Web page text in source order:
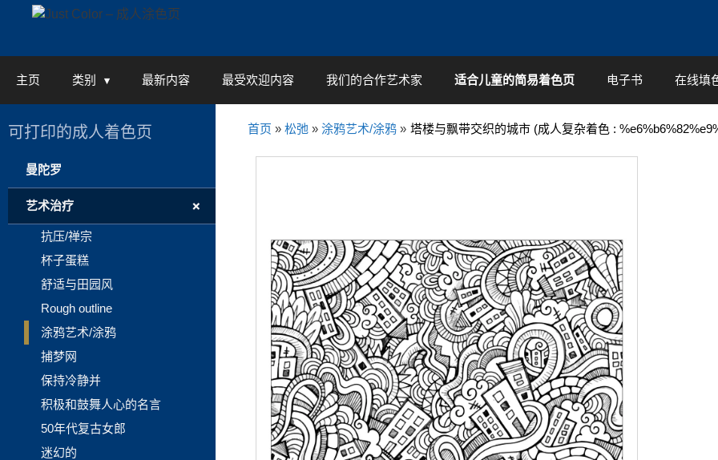
主页 类别 最新内容 最受欢迎内容 我们的合作艺术家 适合儿童的简易着色页 电子书 在线填
首页 » 松弛» 涂鸦艺术/涂鸦» 塔楼与飘带交织的城市 (成人复杂着色 :
可打印的成人着色页
曼陀罗
+
艺术治疗
抗压/禅宗
杯子蛋糕
舒适与田园风
Rough outline
涂鸦艺术/涂鸦
捕梦网
保持冷静并
积极和鼓舞人心的名言
50年代复古女郎
迷幻的